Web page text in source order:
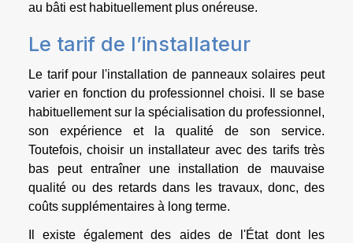
au bâti est habituellement plus onéreuse.
Le tarif de l’installateur
Le tarif pour l'installation de panneaux solaires peut
varier en fonction du professionnel choisi. Il se base
habituellement sur la spécialisation du professionnel,
son expérience et la qualité de son service.
Toutefois, choisir un installateur avec des tarifs très
bas peut entraîner une installation de mauvaise
qualité ou des retards dans les travaux, donc, des
coûts supplémentaires à long terme.
Il existe également des aides de l'État dont les